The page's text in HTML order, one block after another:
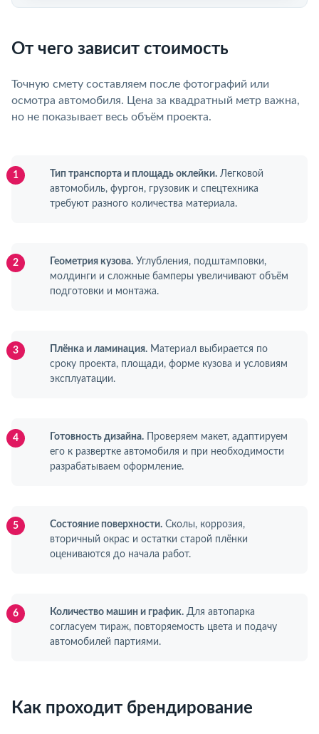
От чего зависит стоимость
Точную смету составляем после фотографий или
осмотра автомобиля. Цена за квадратный метр важна,
но не показывает весь объём проекта.
Тип транспорта и площадь оклейки. Легковой
автомобиль, фургон, грузовик и спецтехника
требуют разного количества материала.
Геометрия кузова. Углубления, подштамповки,
молдинги и сложные бамперы увеличивают объём
подготовки и монтажа.
Плёнка и ламинация. Материал выбирается по
сроку проекта, площади, форме кузова и условиям
эксплуатации.
Готовность дизайна. Проверяем макет, адаптируем
его к развертке автомобиля и при необходимости
разрабатываем оформление.
Состояние поверхности. Сколы, коррозия,
вторичный окрас и остатки старой плёнки
оцениваются до начала работ.
Количество машин и график. Для автопарка
согласуем тираж, повторяемость цвета и подачу
автомобилей партиями.
Как проходит брендирование